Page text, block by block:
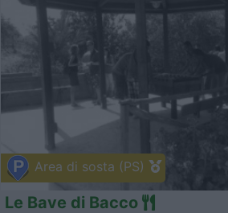
Area di sosta (PS)
Le Bave di Bacco